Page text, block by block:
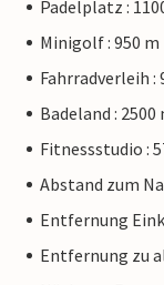
Padelplatz :
Minigolf : 950 m
Fahrradverleih :
Badeland : 2500
Fitnessstudio :
Abstand zum
Entfernung
Entfernung zu